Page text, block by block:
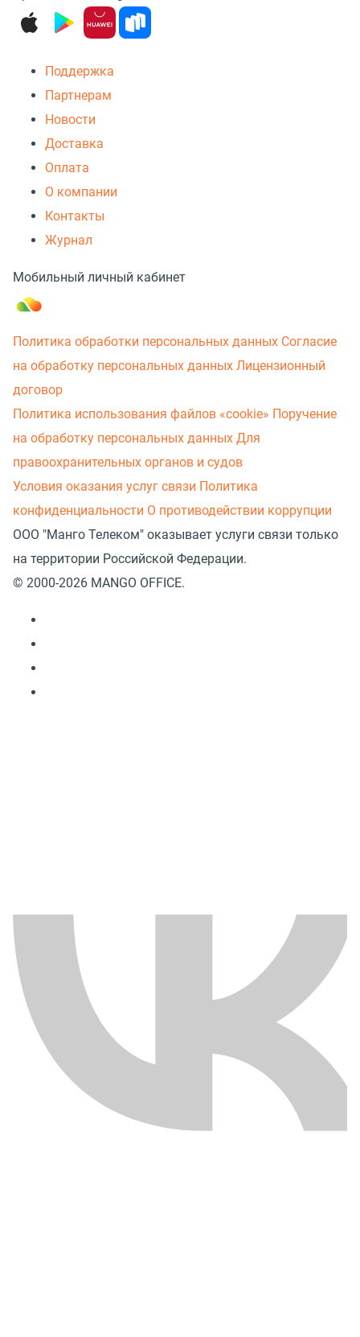
Поддержка
Партнерам
Новости
Доставка
Оплата
О компании
Контакты
Журнал
Мобильный личный кабинет
Политика обработки персональных данных Согласие
на обработку персональных данных Лицензионный
договор
Политика использования файлов «cookie» Поручение
на обработку персональных данных Для
правоохранительных органов и судов
Условия оказания услуг связи Политика
конфиденциальности О противодействии коррупции
ООО "Манго Телеком" оказывает услуги связи только
на территории Российской Федерации.
© 2000-2026 MANGO OFFICE.